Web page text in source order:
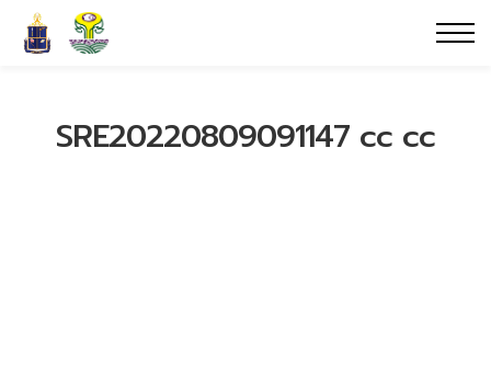
SRE20220809091147 cc cc